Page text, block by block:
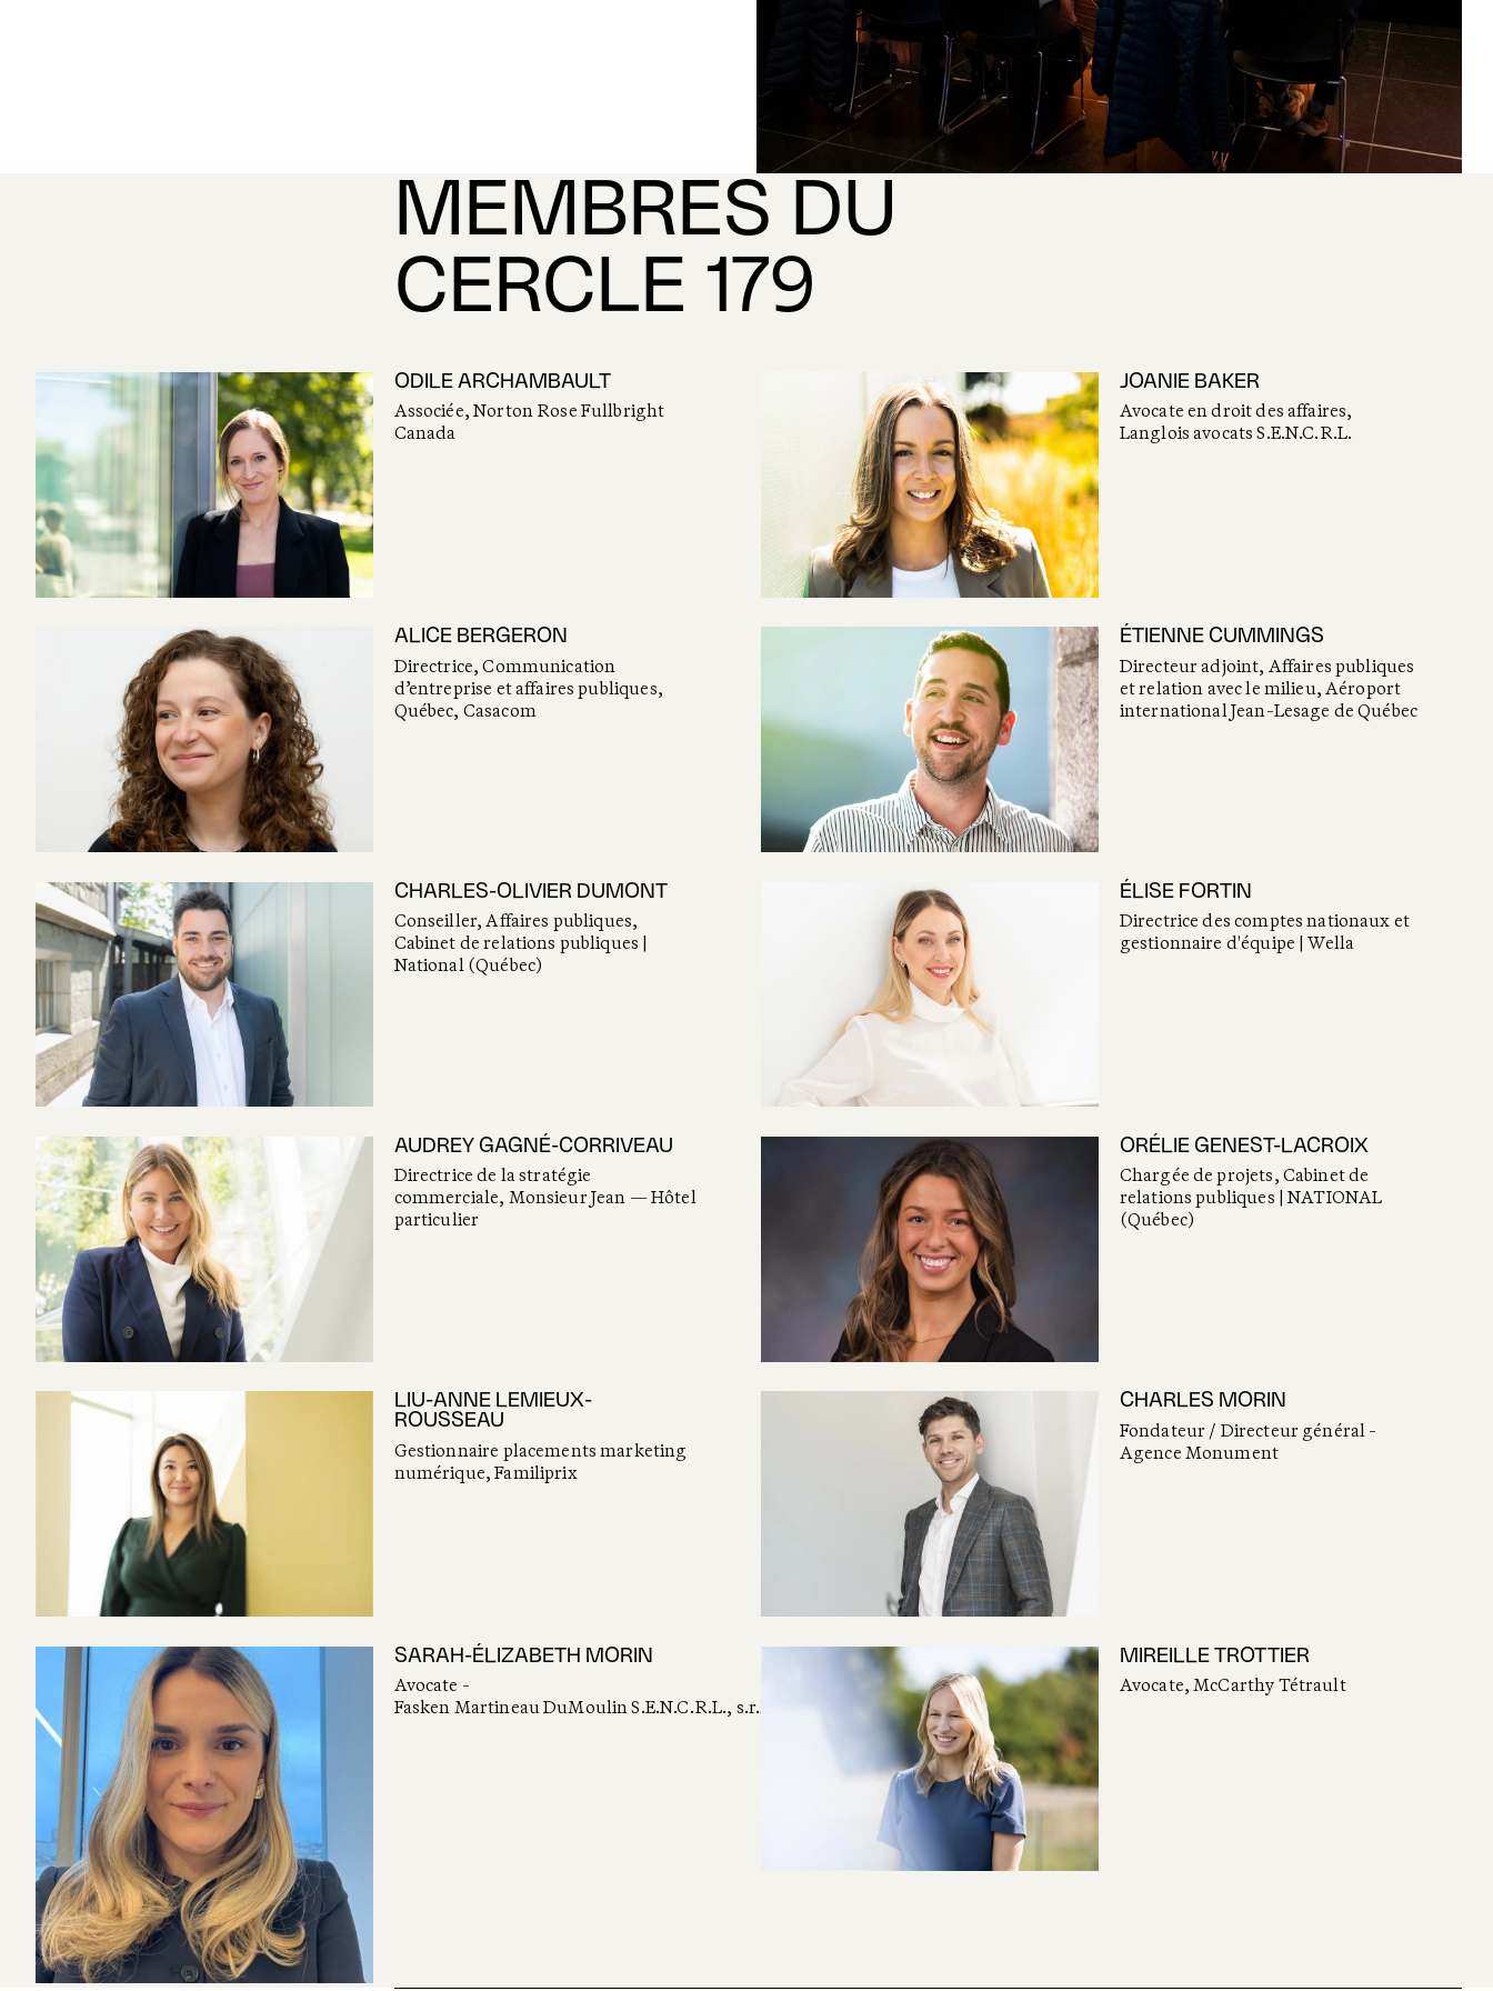
MEMBRES DU
CERCLE 179
ODILE ARCHAMBAULT
Associée, Norton Rose Fullbright
Canada
JOANIE BAKER
Avocate en droit des affaires,
Langlois avocats S.E.N.C.R.L.
ALICE BERGERON
Directrice, Communication
d’entreprise et affaires publiques,
Québec, Casacom
ÉTIENNE CUMMINGS
Directeur adjoint, Affaires publiques
et relation avec le milieu, Aéroport
international Jean-Lesage de Québec
CHARLES-OLIVIER DUMONT
Conseiller, Affaires publiques,
Cabinet de relations publiques |
National (Québec)
ÉLISE FORTIN
Directrice des comptes nationaux et
gestionnaire d'équipe | Wella
AUDREY GAGNÉ-CORRIVEAU
Directrice de la stratégie
commerciale, Monsieur Jean — Hôtel
particulier
ORÉLIE GENEST-LACROIX
Chargée de projets, Cabinet de
relations publiques | NATIONAL
(Québec)
LIU-ANNE LEMIEUX-
ROUSSEAU
Gestionnaire placements marketing
numérique, Familiprix
CHARLES MORIN
Fondateur / Directeur général -
Agence Monument
SARAH-ÉLIZABETH MORIN
Avocate -
Fasken Martineau DuMoulin S.E.N.C.R.L., s.r.l.
MIREILLE TROTTIER
Avocate, McCarthy Tétrault